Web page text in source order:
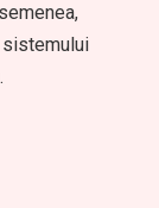
sistemului